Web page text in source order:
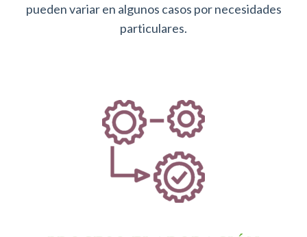
pueden variar en algunos casos por necesidades
particulares.